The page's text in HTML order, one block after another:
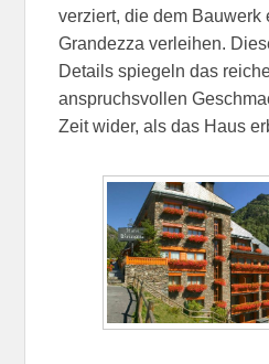
verziert, die dem Bauwerk
Grandezza verleihen.
Details spiegeln das
anspruchsvollen
Zeit wider, als das Haus